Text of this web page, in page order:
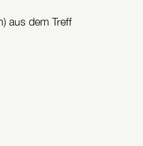
aus dem Treff